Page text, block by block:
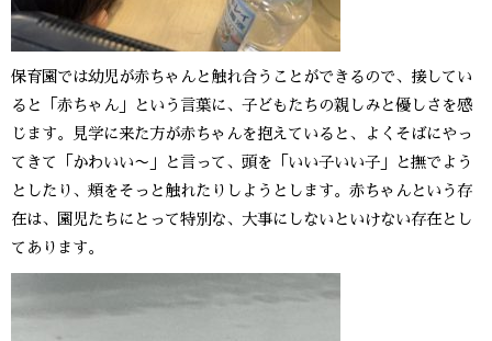
保育園では幼児が赤ちゃんと触れ合うことができるので、接してい
ると「赤ちゃん」という言葉に、子どもたちの親しみと優しさを感
じます。見学に来た方が赤ちゃんを抱えていると、よくそばにやっ
てきて「かわいい〜」と言って、頭を「いい子いい子」と撫でよう
としたり、頬をそっと触れたりしようとします。赤ちゃんという存
在は、園児たちにとって特別な、大事にしないといけない存在とし
てあります。